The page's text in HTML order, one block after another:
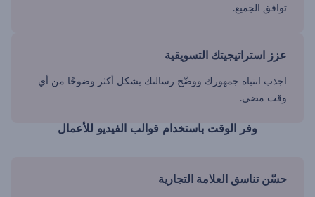
توافق الجميع.
عزز استراتيجيتك التسويقية
اجذب انتباه جمهورك ووضّح رسالتك بشكل أكثر وضوحًا من أي
وقت مضى.
وفر الوقت باستخدام قوالب الفيديو للأعمال
حسّن تناسق العلامة التجارية